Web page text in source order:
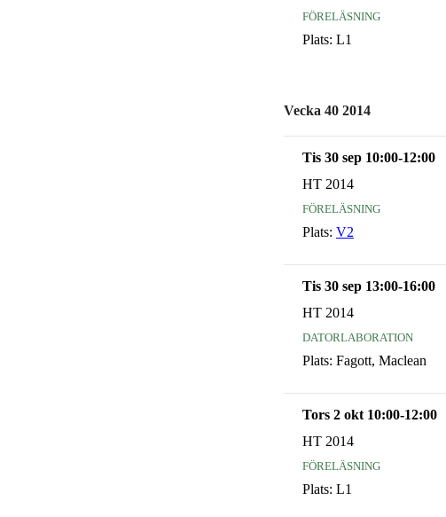
föreläsning
Plats: L1
Vecka 40 2014
Tis 30 sep 10:00-12:00
HT 2014
föreläsning
Plats: V2
Tis 30 sep 13:00-16:00
HT 2014
datorlaboration
Plats: Fagott, Maclean
Tors 2 okt 10:00-12:00
HT 2014
föreläsning
Plats: L1